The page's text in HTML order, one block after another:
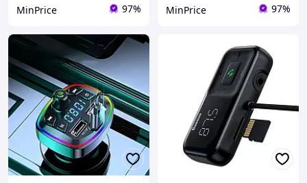
MinPrice 97% MinPrice 97%